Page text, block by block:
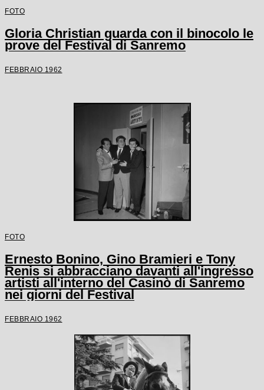
FOTO
Gloria Christian guarda con il binocolo le
prove del Festival di Sanremo
FEBBRAIO 1962
FOTO
Ernesto Bonino, Gino Bramieri e Tony
Renis si abbracciano davanti all'ingresso
artisti all'interno del Casinò di Sanremo
nei giorni del Festival
FEBBRAIO 1962